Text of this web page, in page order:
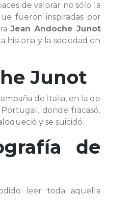
de valorar no sólo la
fueron inspiradas por
Jean Andoche Junot
historia y la sociedad en
Junot
de Italia, en la de
donde fracasó.
y se suicidó.
de
leer toda aquella